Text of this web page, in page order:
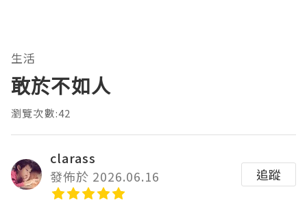
生活
敢於不如人
瀏覽次數:42
clarass
發佈於 2026.06.16
追蹤